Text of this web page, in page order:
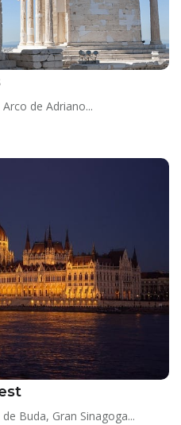
de Adriano...
Buda, Gran Sinagoga...